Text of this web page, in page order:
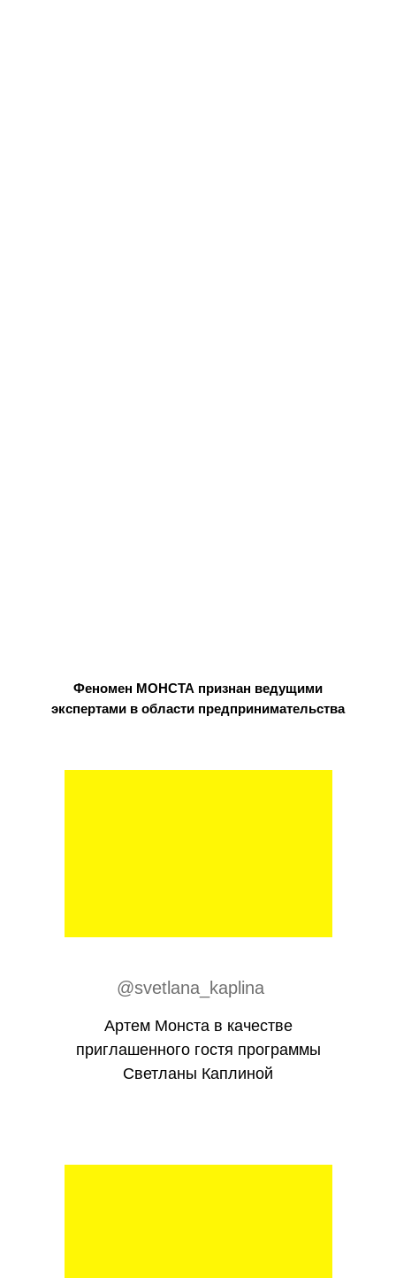
Феномен МОНСТА признан ведущими
экспертами в области предпринимательства
Артем Монста в качестве
приглашенного гостя программы
Светланы Каплиной
@svetlana_kaplina